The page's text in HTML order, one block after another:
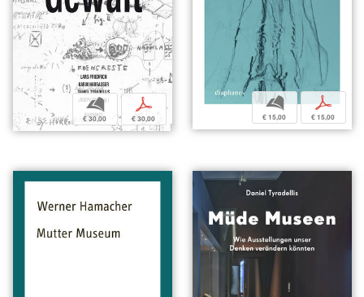
b
€ 30,00
p
€ 30,00
b
€ 15,00
p
€ 15,00